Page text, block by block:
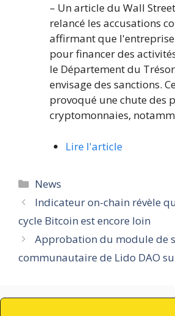
– Un article du Wall
relancé les accusations
affirmant que
pour financer des
le Département du
envisage des sanctions.
provoqué une chute des
cryptomonnaies,
Lire l'article
Catégories
News
Indicateur on-chain révèle
cycle Bitcoin est encore loin
Approbation du module de
communautaire de Lido DAO